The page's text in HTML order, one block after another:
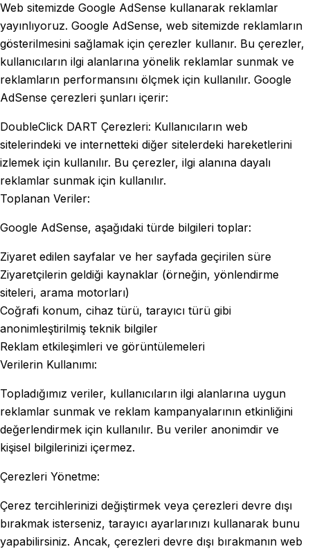
Web sitemizde Google AdSense kullanarak reklamlar
yayınlıyoruz. Google AdSense, web sitemizde reklamların
gösterilmesini sağlamak için çerezler kullanır. Bu çerezler,
kullanıcıların ilgi alanlarına yönelik reklamlar sunmak ve
reklamların performansını ölçmek için kullanılır. Google
AdSense çerezleri şunları içerir:
DoubleClick DART Çerezleri: Kullanıcıların web
sitelerindeki ve internetteki diğer sitelerdeki hareketlerini
izlemek için kullanılır. Bu çerezler, ilgi alanına dayalı
reklamlar sunmak için kullanılır.
Toplanan Veriler:
Google AdSense, aşağıdaki türde bilgileri toplar:
Ziyaret edilen sayfalar ve her sayfada geçirilen süre
Ziyaretçilerin geldiği kaynaklar (örneğin, yönlendirme
siteleri, arama motorları)
Coğrafi konum, cihaz türü, tarayıcı türü gibi
anonimleştirilmiş teknik bilgiler
Reklam etkileşimleri ve görüntülemeleri
Verilerin Kullanımı:
Topladığımız veriler, kullanıcıların ilgi alanlarına uygun
reklamlar sunmak ve reklam kampanyalarının etkinliğini
değerlendirmek için kullanılır. Bu veriler anonimdir ve
kişisel bilgilerinizi içermez.
Çerezleri Yönetme:
Çerez tercihlerinizi değiştirmek veya çerezleri devre dışı
bırakmak isterseniz, tarayıcı ayarlarınızı kullanarak bunu
yapabilirsiniz. Ancak, çerezleri devre dışı bırakmanın web